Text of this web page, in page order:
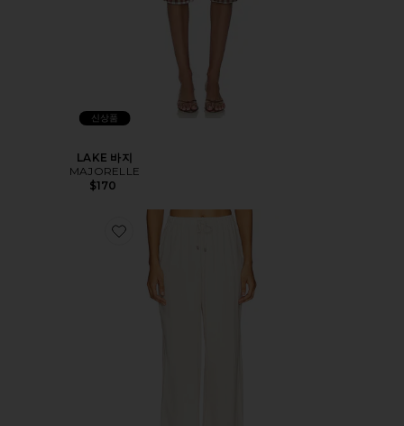
신상품
LAKE 바지
MAJORELLE
$170